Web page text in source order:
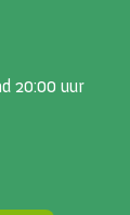
20:00 uur